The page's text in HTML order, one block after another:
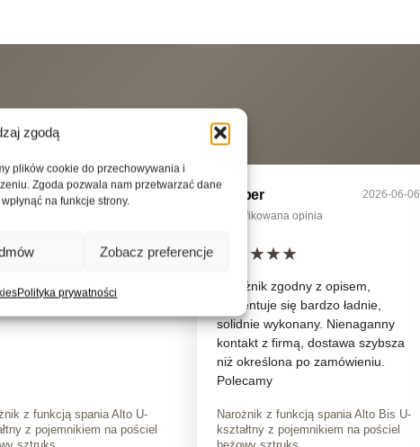
zgodą
plików cookie do przechowywania i
Zgoda pozwala nam przetwarzać dane
na funkcje strony.
Zobacz preferencje
Polityka prywatności
Sowiński 2026-06-07
★★
narożnik , wygodny i duży .
z funkcją spania Alto U-
z pojemnikiem na pościel
Kacper
zweryfikowana opinia
2026-06-06
★★★
Narożnik zgodny z opisem,
prezentuje się bardzo ładnie,
solidnie wykonany. Nienaganny
kontakt z firmą, dostawa szybsza
niż określona po zamówieniu.
Polecamy
Narożnik z funkcją spania Alto Bis U-
kształtny z pojemnikiem na pościel